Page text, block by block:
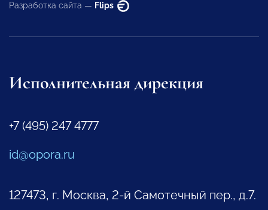
Разработка сайта — Flips
Исполнительная дирекция
+7 (495) 247 4777
id@opora.ru
127473, г. Москва, 2-й Самотечный пер., д.7.